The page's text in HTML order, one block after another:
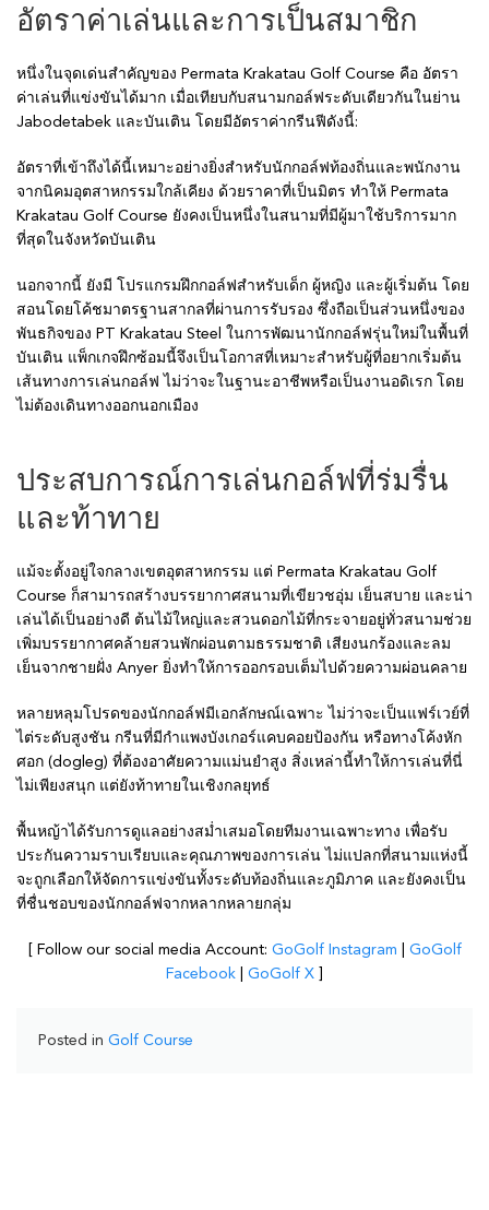
อัตราค่าเล่นและการเป็นสมาชิก
หนึ่งในจุดเด่นสำคัญของ Permata Krakatau Golf Course คือ อัตรา
ค่าเล่นที่แข่งขันได้มาก เมื่อเทียบกับสนามกอล์ฟระดับเดียวกันในย่าน
Jabodetabek และบันเติน โดยมีอัตราค่ากรีนฟีดังนี้:
อัตราที่เข้าถึงได้นี้เหมาะอย่างยิ่งสำหรับนักกอล์ฟท้องถิ่นและพนักงาน
จากนิคมอุตสาหกรรมใกล้เคียง ด้วยราคาที่เป็นมิตร ทำให้ Permata
Krakatau Golf Course ยังคงเป็นหนึ่งในสนามที่มีผู้มาใช้บริการมาก
ที่สุดในจังหวัดบันเติน
นอกจากนี้ ยังมี โปรแกรมฝึกกอล์ฟสำหรับเด็ก ผู้หญิง และผู้เริ่มต้น โดย
สอนโดยโค้ชมาตรฐานสากลที่ผ่านการรับรอง ซึ่งถือเป็นส่วนหนึ่งของ
พันธกิจของ PT Krakatau Steel ในการพัฒนานักกอล์ฟรุ่นใหม่ในพื้นที่
บันเติน แพ็กเกจฝึกซ้อมนี้จึงเป็นโอกาสที่เหมาะสำหรับผู้ที่อยากเริ่มต้น
เส้นทางการเล่นกอล์ฟ ไม่ว่าจะในฐานะอาชีพหรือเป็นงานอดิเรก โดย
ไม่ต้องเดินทางออกนอกเมือง
ประสบการณ์การเล่นกอล์ฟที่ร่มรื่น
และท้าทาย
แม้จะตั้งอยู่ใจกลางเขตอุตสาหกรรม แต่ Permata Krakatau Golf
Course ก็สามารถสร้างบรรยากาศสนามที่เขียวชอุ่ม เย็นสบาย และน่า
เล่นได้เป็นอย่างดี ต้นไม้ใหญ่และสวนดอกไม้ที่กระจายอยู่ทั่วสนามช่วย
เพิ่มบรรยากาศคล้ายสวนพักผ่อนตามธรรมชาติ เสียงนกร้องและลม
เย็นจากชายฝั่ง Anyer ยิ่งทำให้การออกรอบเต็มไปด้วยความผ่อนคลาย
หลายหลุมโปรดของนักกอล์ฟมีเอกลักษณ์เฉพาะ ไม่ว่าจะเป็นแฟร์เวย์ที่
ไต่ระดับสูงชัน กรีนที่มีกำแพงบังเกอร์แคบคอยป้องกัน หรือทางโค้งหัก
ศอก (dogleg) ที่ต้องอาศัยความแม่นยำสูง สิ่งเหล่านี้ทำให้การเล่นที่นี่
ไม่เพียงสนุก แต่ยังท้าทายในเชิงกลยุทธ์
พื้นหญ้าได้รับการดูแลอย่างสม่ำเสมอโดยทีมงานเฉพาะทาง เพื่อรับ
ประกันความราบเรียบและคุณภาพของการเล่น ไม่แปลกที่สนามแห่งนี้
จะถูกเลือกให้จัดการแข่งขันทั้งระดับท้องถิ่นและภูมิภาค และยังคงเป็น
ที่ชื่นชอบของนักกอล์ฟจากหลากหลายกลุ่ม
[ Follow our social media Account: GoGolf Instagram
GoGolf
Facebook
GoGolf X
Posted in Golf Course